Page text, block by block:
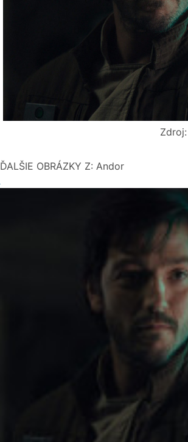
Zdroj:
ĎALŠIE OBRÁZKY Z: Andor